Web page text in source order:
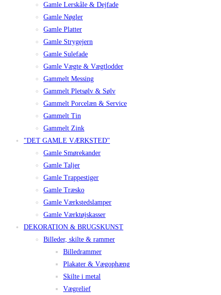
Gamle Lerskåle & Dejfade
Gamle Nøgler
Gamle Platter
Gamle Strygejern
Gamle Sulefade
Gamle Vægte & Vægtlodder
Gammelt Messing
Gammelt Pletsølv & Sølv
Gammelt Porcelæn & Service
Gammelt Tin
Gammelt Zink
"DET GAMLE VÆRKSTED"
Gamle Smørekander
Gamle Taljer
Gamle Trappestiger
Gamle Træsko
Gamle Værkstedslamper
Gamle Værktøjskasser
DEKORATION & BRUGSKUNST
Billeder, skilte & rammer
Billedrammer
Plakater & Vægophæng
Skilte i metal
Vægrelief